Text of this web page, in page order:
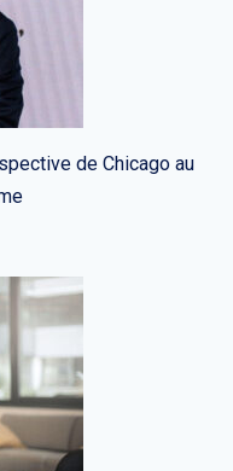
de Chicago au